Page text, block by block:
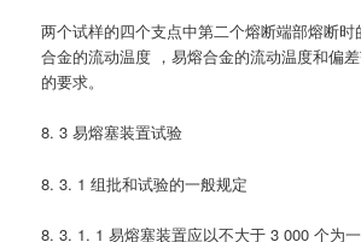
两个试样的四个支点中第二个熔断端部熔断
合金的流动温度 ，易熔合金的流动温度和偏
的要求。
8. 3 易熔塞装置试验
8. 3. 1 组批和试验的一般规定
8. 3. 1. 1 易熔塞装置应以不大于 3 000 个为一